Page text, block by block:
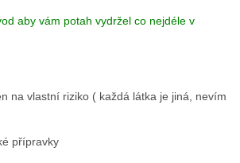
aby vám potah vydržel co nejdéle v
na vlastní riziko ( každá látka je jiná, nevím
přípravky